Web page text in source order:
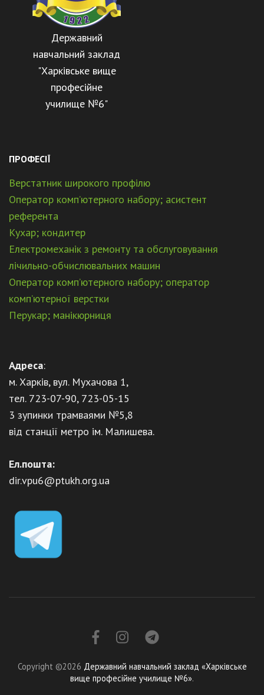
Державний
навчальний заклад
"Харківське вище
професійне
училище №6"
ПРОФЕСІЇ
Верстатник широкого профілю
Оператор комп’ютерного набору; асистент
референта
Кухар; кондитер
Електромеханік з ремонту та обслуговування
лічильно-обчислювальних машин
Оператор комп’ютерного набору; оператор
комп’ютерної верстки
Перукар; манікюрниця
Адреса:
м. Харків, вул. Мухачова 1,
тел. 723-07-90, 723-05-15
3 зупинки трамваями №5,8
від станції метро ім. Малишева.
Ел.пошта:
dir.vpu6@ptukh.org.ua
Copyright ©2026 Державний навчальний заклад «Харківське
вище професійне училище №6».